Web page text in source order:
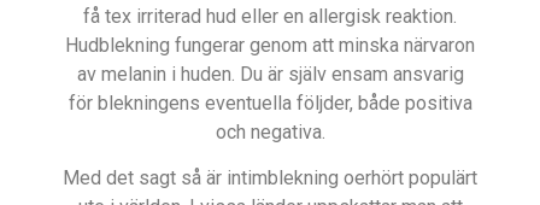
få tex irriterad hud eller en allergisk reaktion.
Hudblekning fungerar genom att minska närvaron
av melanin i huden. Du är själv ensam ansvarig
för blekningens eventuella följder, både positiva
och negativa.
Med det sagt så är intimblekning oerhört populärt